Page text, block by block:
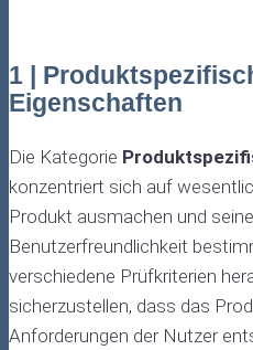
1 |
Eigenschaften
Die Kategorie
konzentriert sich auf
Produkt ausmachen und
Benutzerfreundlichkeit
verschiedene Prüfkriterien
sicherzustellen, dass das
Anforderungen der Nutzer